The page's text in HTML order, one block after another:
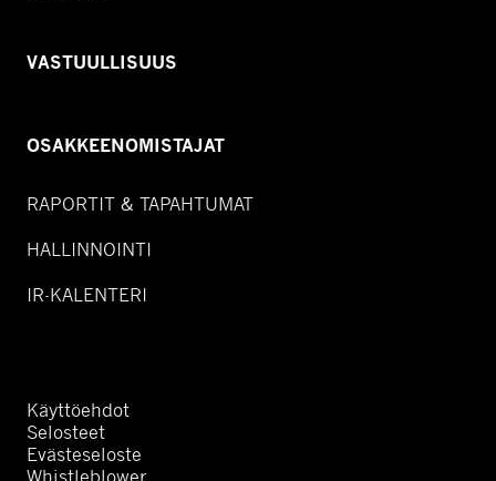
VASTUULLISUUS
OSAKKEENOMISTAJAT
RAPORTIT & TAPAHTUMAT
HALLINNOINTI
IR-KALENTERI
Käyttöehdot
Selosteet
Evästeseloste